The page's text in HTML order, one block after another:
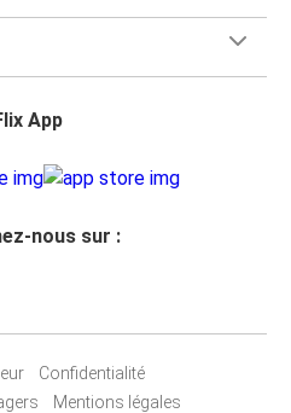
App
nous sur :
Confidentialité
Mentions légales